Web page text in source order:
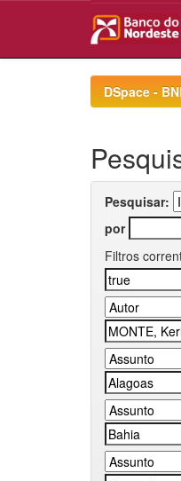
DSpace -
Pesquisar:
por
Filtros